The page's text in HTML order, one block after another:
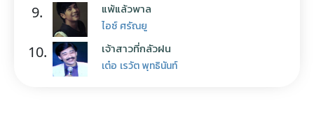
9. แพ้แล้วพาล
ไอซ์ ศรัณยู
10. เจ้าสาวที่กลัวฝน
เต๋อ เรวัต พุทธินันท์